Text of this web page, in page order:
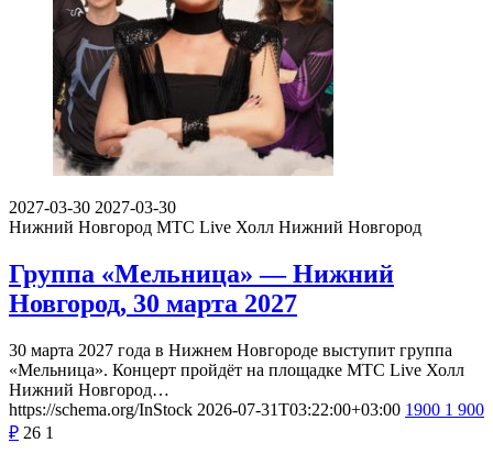
2027-03-30 2027-03-30
Нижний Новгород МТС Live Холл Нижний Новгород
Группа «Мельница» — Нижний
Новгород, 30 марта 2027
30 марта 2027 года в Нижнем Новгороде выступит группа
«Мельница». Концерт пройдёт на площадке МТС Live Холл
Нижний Новгород…
https://schema.org/InStock 2026-07-31T03:22:00+03:00 1900 1 900
₽ 26 1